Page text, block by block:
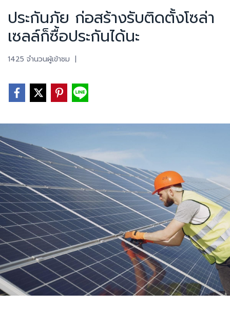
ประกันภัย ก่อสร้างรับติดตั้งโซล่า
เซลล์ก็ซื้อประกันได้นะ
1425 จำนวนผู้เข้าชม |